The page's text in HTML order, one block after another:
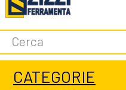
CATEGORIE